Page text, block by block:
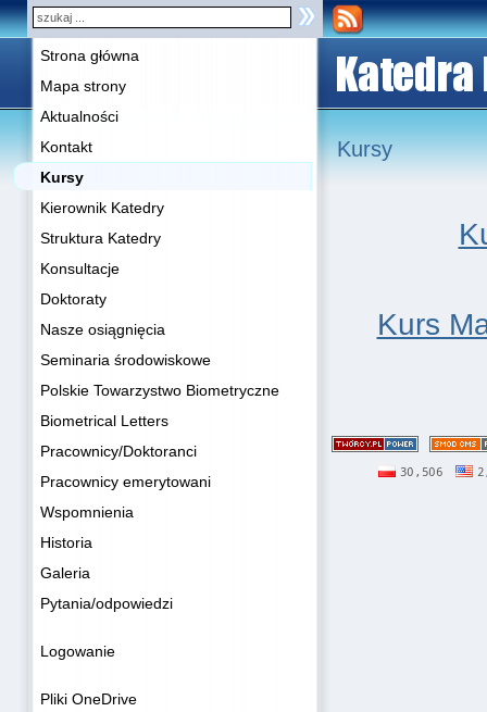
Strona główna
Mapa strony
Aktualności
Kontakt
Kursy
Kierownik Katedry
Struktura Katedry
Konsultacje
Doktoraty
Nasze osiągnięcia
Seminaria środowiskowe
Polskie Towarzystwo Biometryczne
Biometrical Letters
Pracownicy/Doktoranci
Pracownicy emerytowani
Wspomnienia
Historia
Galeria
Pytania/odpowiedzi
Logowanie
Pliki OneDrive
Kursy
Kurs